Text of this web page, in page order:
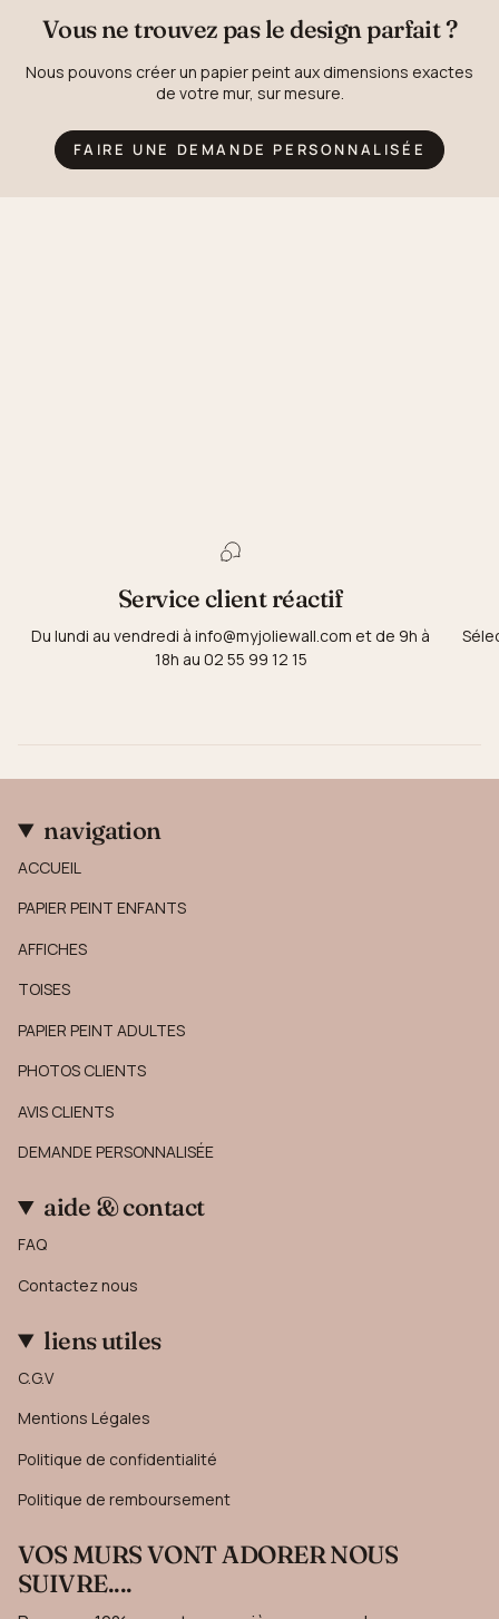
Vous ne trouvez pas le design parfait ?
Nous pouvons créer un papier peint aux dimensions exactes
de votre mur, sur mesure.
FAIRE UNE DEMANDE PERSONNALISÉE
Service client réactif
Du lundi au vendredi à info@myjoliewall.com et de 9h à
18h au 02 55 99 12 15
navigation
ACCUEIL
PAPIER PEINT ENFANTS
AFFICHES
TOISES
PAPIER PEINT ADULTES
PHOTOS CLIENTS
AVIS CLIENTS
DEMANDE PERSONNALISÉE
aide & contact
FAQ
Contactez nous
liens utiles
C.G.V
Mentions Légales
Politique de confidentialité
Politique de remboursement
VOS MURS VONT ADORER NOUS
SUIVRE....